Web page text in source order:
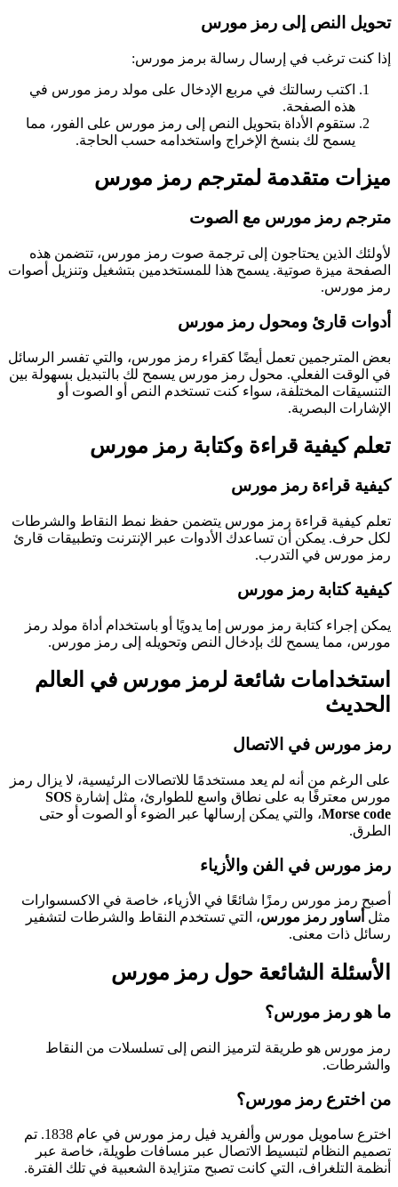
تحويل النص إلى رمز مورس
إذا كنت ترغب في إرسال رسالة برمز مورس:
اكتب رسالتك في مربع الإدخال على مولد رمز مورس في
هذه الصفحة.
ستقوم الأداة بتحويل النص إلى رمز مورس على الفور، مما
يسمح لك بنسخ الإخراج واستخدامه حسب الحاجة.
ميزات متقدمة لمترجم رمز مورس
مترجم رمز مورس مع الصوت
لأولئك الذين يحتاجون إلى ترجمة صوت رمز مورس، تتضمن هذه
الصفحة ميزة صوتية. يسمح هذا للمستخدمين بتشغيل وتنزيل أصوات
رمز مورس.
أدوات قارئ ومحول رمز مورس
بعض المترجمين تعمل أيضًا كقراء رمز مورس، والتي تفسر الرسائل
في الوقت الفعلي. محول رمز مورس يسمح لك بالتبديل بسهولة بين
التنسيقات المختلفة، سواء كنت تستخدم النص أو الصوت أو
الإشارات البصرية.
تعلم كيفية قراءة وكتابة رمز مورس
كيفية قراءة رمز مورس
تعلم كيفية قراءة رمز مورس يتضمن حفظ نمط النقاط والشرطات
لكل حرف. يمكن أن تساعدك الأدوات عبر الإنترنت وتطبيقات قارئ
رمز مورس في التدرب.
كيفية كتابة رمز مورس
يمكن إجراء كتابة رمز مورس إما يدويًا أو باستخدام أداة مولد رمز
مورس، مما يسمح لك بإدخال النص وتحويله إلى رمز مورس.
استخدامات شائعة لرمز مورس في العالم
الحديث
رمز مورس في الاتصال
على الرغم من أنه لم يعد مستخدمًا للاتصالات الرئيسية، لا يزال رمز
مورس معترفًا به على نطاق واسع للطوارئ، مثل إشارة SOS
Morse code، والتي يمكن إرسالها عبر الضوء أو الصوت أو حتى
الطرق.
رمز مورس في الفن والأزياء
أصبح رمز مورس رمزًا شائعًا في الأزياء، خاصة في الاكسسوارات
مثل أساور رمز مورس، التي تستخدم النقاط والشرطات لتشفير
رسائل ذات معنى.
الأسئلة الشائعة حول رمز مورس
ما هو رمز مورس؟
رمز مورس هو طريقة لترميز النص إلى تسلسلات من النقاط
والشرطات.
من اخترع رمز مورس؟
اخترع سامويل مورس وألفريد فيل رمز مورس في عام 1838. تم
تصميم النظام لتبسيط الاتصال عبر مسافات طويلة، خاصة عبر
أنظمة التلغراف، التي كانت تصبح متزايدة الشعبية في تلك الفترة.